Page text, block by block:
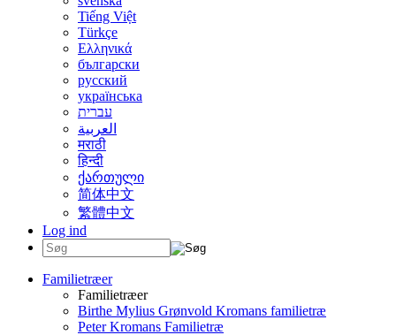
Tiếng Việt
Türkçe
Ελληνικά
български
русский
українська
עברית
العربية
मराठी
हिन्दी
ქართული
简体中文
繁體中文
Log ind
Familietræer
Familietræer
Birthe Mylius Grønvold Kromans familietræ
Peter Kromans Familietræ